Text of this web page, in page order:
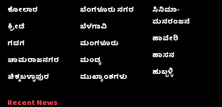
ಕೋಲಾರ
ಕ್ರೀಡೆ
ಗದಗ
ಚಾಮರಾಜನಗರ
ಚಿಕ್ಕಬಳ್ಳಾಫುರ
ಬೆಂಗಳೂರು ನಗರ
ಬೆಳಗಾವಿ
ಮಂಗಳೂರು
ಮಂಡ್ಯ
ಮುಖ್ಯಾಂಶಗಳು
ಸಿನಿಮಾ-
ಮನರಂಜನೆ
ಹಾವೇರಿ
ಹಾಸನ
ಹುಬ್ಬಳ್ಳಿ
Recent News